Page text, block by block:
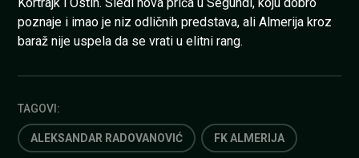
poznaje i imao je niz odličnih predstava, ali Almerija kroz
baraž nije uspela da se vrati u elitni rang.
TAGOVI:
ALEKSANDAR RADOVANOVIĆ FK ALMERIJA